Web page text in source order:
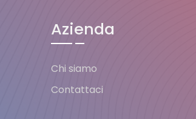
Azienda
Chi siamo
Contattaci